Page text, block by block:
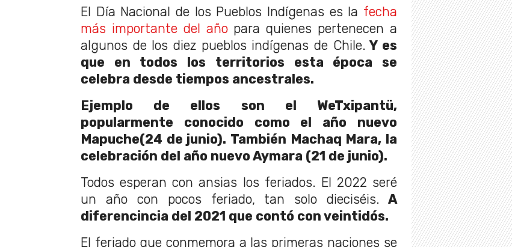
El Día Nacional de los Pueblos Indígenas es la fecha
más importante del añopara quienes pertenecen a
algunos de los diez pueblos indígenas de Chile. Y es
que en todos los territorios esta época se
celebra desde tiempos ancestrales.
Ejemplo de ellos son el WeTxipantü,
popularmente conocido como el año nuevo
Mapuche(24 de junio). También Machaq Mara, la
celebración del año nuevo Aymara (21 de junio).
Todos esperan con ansias los feriados. El 2022 seré
un año con pocos feriado, tan solo dieciséis. A
diferencincia del 2021 que contó con veintidós.
El feriado que conmemora a las primeras naciones se